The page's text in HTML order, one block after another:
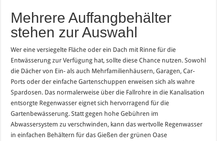
Mehrere Auffangbehälter
stehen zur Auswahl
Wer eine versiegelte Fläche oder ein Dach mit Rinne für die
Entwässerung zur Verfügung hat, sollte diese Chance nutzen. Sowohl
die Dächer von Ein- als auch Mehrfamilienhäusern, Garagen, Car-
Ports oder der einfache Gartenschuppen erweisen sich als wahre
Spardosen. Das normalerweise über die Fallrohre in die Kanalisation
entsorgte Regenwasser eignet sich hervorragend für die
Gartenbewässerung. Statt gegen hohe Gebühren im
Abwassersystem zu verschwinden, kann das wertvolle Regenwasser
in einfachen Behältern für das Gießen der grünen Oase